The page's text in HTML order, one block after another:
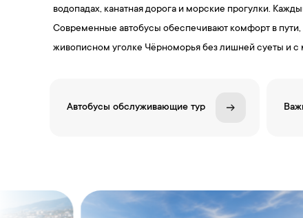
водопадах, канатная дорога и морские прогулки.
Современные автобусы обеспечивают комфорт в пути,
живописном уголке Чёрноморья без лишней суеты и
Автобусы обслуживающие тур